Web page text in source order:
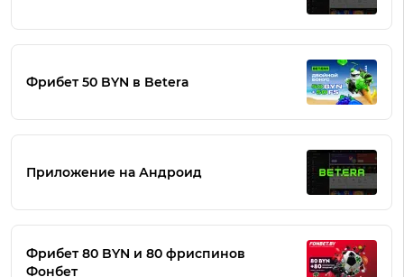
Фрибет 50 BYN в Betera
Приложение на Андроид
Фрибет 80 BYN и 80 фриспинов
Фонбет